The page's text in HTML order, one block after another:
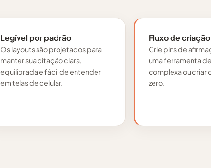
Legível por padrão
Os layouts são projetados para
manter sua citação clara,
equilibrada e fácil de entender
em telas de celular.
Fluxo de
Crie pins de
uma ferramenta
complexa ou criar
zero.